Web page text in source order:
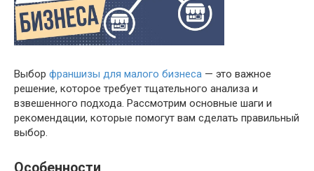
Выбор франшизы для малого бизнеса — это важное
решение, которое требует тщательного анализа и
взвешенного подхода. Рассмотрим основные шаги и
рекомендации, которые помогут вам сделать правильный
выбор.